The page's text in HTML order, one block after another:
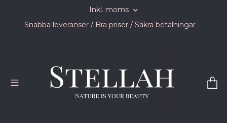
Inkl. moms
Snabba leveranser / Bra priser / Säkra betalningar